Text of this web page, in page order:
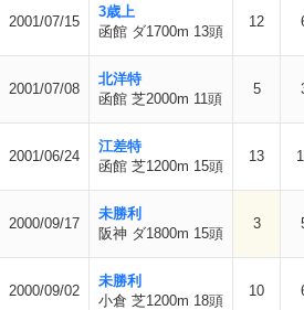
2001/07/15
3歳上
函館 ダ1700m 13頭
12
2001/07/08
北洋特
函館 芝2000m 11頭
5
2001/06/24
江差特
函館 芝1200m 15頭
13
2000/09/17
未勝利
阪神 ダ1800m 15頭
3
2000/09/02
未勝利
小倉 芝1200m 18頭
10